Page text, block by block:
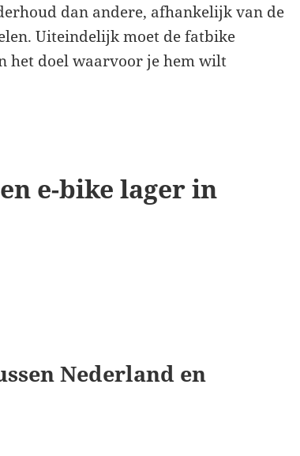
dan andere, afhankelijk van de
Uiteindelijk moet de fatbike
het doel waarvoor je hem wilt
e-bike lager in
Nederland en